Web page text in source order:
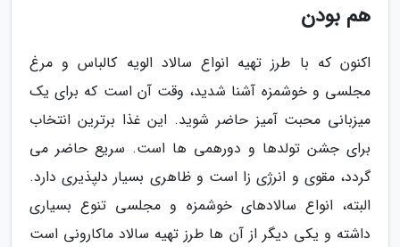
هم بودن
اکنون که با طرز تهیه انواع سالاد الویه کالباس و مرغ
مجلسی و خوشمزه آشنا شدید، وقت آن است که برای یک
میزبانی محبت آمیز حاضر شوید. این غذا برترین انتخاب
برای جشن تولدها و دورهمی ها است. سریع حاضر می
گردد، مقوی و انرژی زا است و ظاهری بسیار دلپذیری دارد.
البته، انواع سالادهای خوشمزه و مجلسی تنوع بسیاری
داشته و یکی دیگر از آن ها طرز تهیه سالاد ماکارونی است